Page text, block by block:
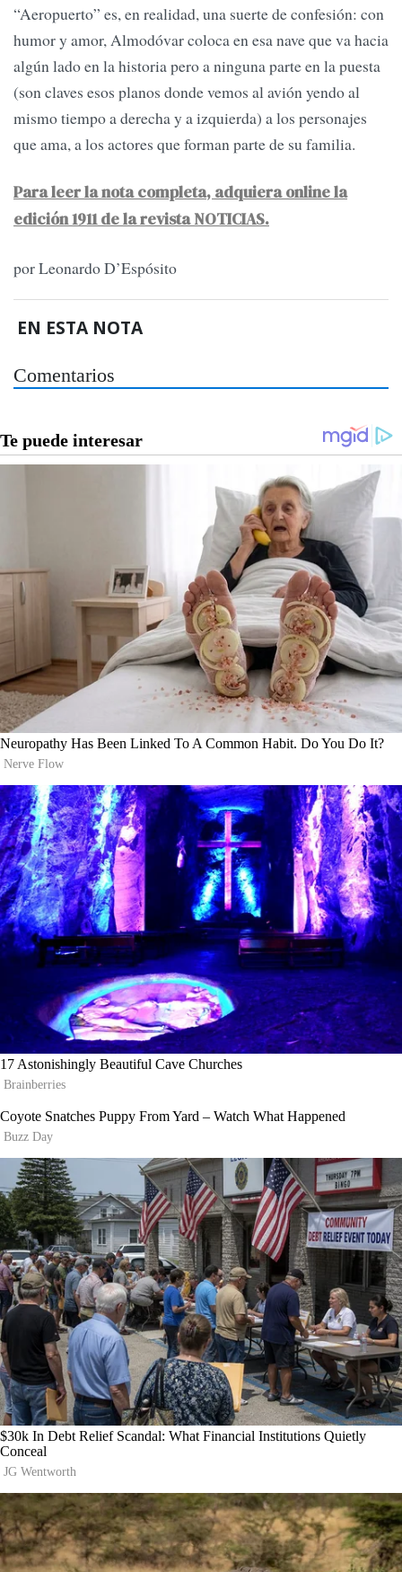
“Aeropuerto” es, en realidad, una suerte de confesión: con
humor y amor, Almodóvar coloca en esa nave que va hacia
algún lado en la historia pero a ninguna parte en la puesta
(son claves esos planos donde vemos al avión yendo al
mismo tiempo a derecha y a izquierda) a los personajes
que ama, a los actores que forman parte de su familia.
Para leer la nota completa, adquiera online la
edición 1911 de la revista NOTICIAS.
por Leonardo D’Espósito
EN ESTA NOTA
Comentarios